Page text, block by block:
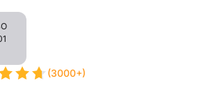
(3000+)